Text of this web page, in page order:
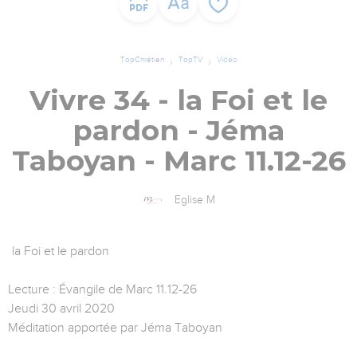
TopChrétien TopTV Vidéo
Vivre 34 - la Foi et le
pardon - Jéma
Taboyan - Marc 11.12-26
Eglise M
la Foi et le pardon
Lecture : Évangile de Marc 11.12-26
Jeudi 30 avril 2020
Méditation apportée par Jéma Taboyan